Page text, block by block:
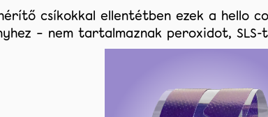
csíkokkal ellentétben ezek a hello
– nem tartalmaznak peroxidot,
PAP FEHÉRÍTŐ SZALAGOK ULTRA